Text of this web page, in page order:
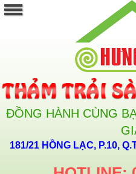
ĐỒNG HÀNH CÙNG
181/21 HỒNG LẠC, P.10,